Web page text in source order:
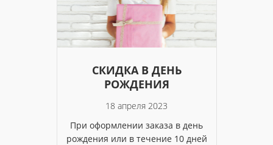
СКИДКА В ДЕНЬ
РОЖДЕНИЯ
18 апреля 2023
При оформлении заказа в день
рождения или в течение 10 дней